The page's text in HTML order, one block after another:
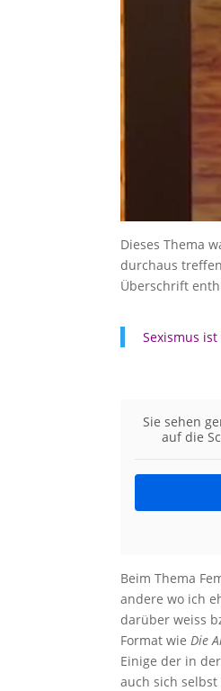
Dieses Thema
durchaus
Überschrift
Sexismus
Sie sehen
auf die
Beim Thema
andere wo ich
darüber weiss
Format wieDie
Einige der in
auch sich